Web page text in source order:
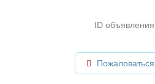
ID объявления
Пожаловаться